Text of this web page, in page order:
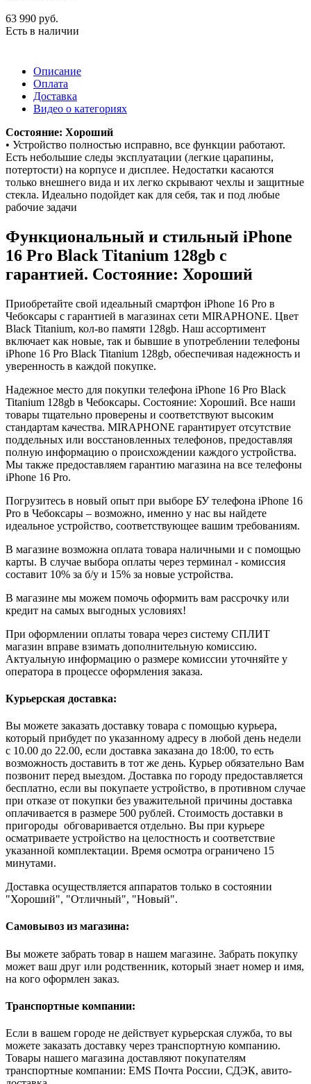
63 990 руб.
Есть в наличии
Описание
Оплата
Доставка
Видео о категориях
Состояние: Хороший
• Устройство полностью исправно, все функции работают.
Есть небольшие следы эксплуатации (легкие царапины,
потертости) на корпусе и дисплее. Недостатки касаются
только внешнего вида и их легко скрывают чехлы и защитные
стекла. Идеально подойдет как для себя, так и под любые
рабочие задачи
Функциональный и стильный iPhone
16 Pro Black Titanium 128gb с
гарантией. Состояние: Хороший
Приобретайте свой идеальный смартфон iPhone 16 Pro в
Чебоксары с гарантией в магазинах сети MIRAPHONE. Цвет
Black Titanium, кол-во памяти 128gb. Наш ассортимент
включает как новые, так и бывшие в употреблении телефоны
iPhone 16 Pro Black Titanium 128gb, обеспечивая надежность и
уверенность в каждой покупке.
Надежное место для покупки телефона iPhone 16 Pro Black
Titanium 128gb в Чебоксары. Состояние: Хороший. Все наши
товары тщательно проверены и соответствуют высоким
стандартам качества. MIRAPHONE гарантирует отсутствие
поддельных или восстановленных телефонов, предоставляя
полную информацию о происхождении каждого устройства.
Мы также предоставляем гарантию магазина на все телефоны
iPhone 16 Pro.
Погрузитесь в новый опыт при выборе БУ телефона iPhone 16
Pro в Чебоксары – возможно, именно у нас вы найдете
идеальное устройство, соответствующее вашим требованиям.
В магазине возможна оплата товара наличными и с помощью
карты. В случае выбора оплаты через терминал - комиссия
составит 10% за б/у и 15% за новые устройства.
В магазине мы можем помочь оформить вам рассрочку или
кредит на самых выгодных условиях!
При оформлении оплаты товара через систему СПЛИТ
магазин вправе взимать дополнительную комиссию.
Актуальную информацию о размере комиссии уточняйте у
оператора в процессе оформления заказа.
Курьерская доставка:
Вы можете заказать доставку товара с помощью курьера,
который прибудет по указанному адресу в любой день недели
с 10.00 до 22.00, если доставка заказана до 18:00, то есть
возможность доставить в тот же день. Курьер обязательно Вам
позвонит перед выездом. Доставка по городу предоставляется
бесплатно, если вы покупаете устройство, в противном случае
при отказе от покупки без уважительной причины доставка
оплачивается в размере 500 рублей. Стоимость доставки в
пригороды обговаривается отдельно. Вы при курьере
осматриваете устройство на целостность и соответствие
указанной комплектации. Время осмотра ограничено 15
минутами.
Доставка осуществляется аппаратов только в состоянии
"Хороший", "Отличный", "Новый".
Самовывоз из магазина:
Вы можете забрать товар в нашем магазине. Забрать покупку
может ваш друг или родственник, который знает номер и имя,
на кого оформлен заказ.
Транспортные компании:
Если в вашем городе не действует курьерская служба, то вы
можете заказать доставку через транспортную компанию.
Товары нашего магазина доставляют покупателям
транспортные компании: EMS Почта России, СДЭК, авито-